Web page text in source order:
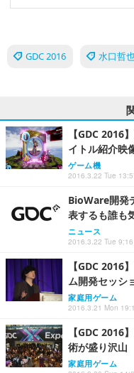
GDC 2016 水口哲
【GDC
イトル紹介映
ゲーム機
2016.3.22 Tue
BioWare開発
表するも誰も
ニュース
2016.3.22 Tue 9:16
【GDC 2016
ム開発セッシ
家庭用ゲーム
2016.3.21 Mon
【GDC 2016
術が盛り沢山
家庭用ゲーム